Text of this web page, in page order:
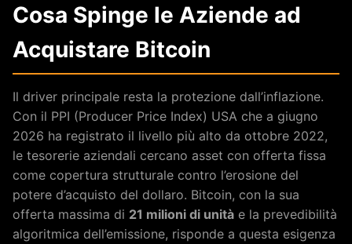
Cosa Spinge le Aziende ad
Acquistare Bitcoin
Il driver principale resta la protezione dall’inflazione.
Con il PPI (Producer Price Index) USA che a giugno
2026 ha registrato il livello più alto da ottobre 2022,
le tesorerie aziendali cercano asset con offerta fissa
come copertura strutturale contro l’erosione del
potere d’acquisto del dollaro. Bitcoin, con la sua
offerta massima di 21 milioni di unità e la prevedibilità
algoritmica dell’emissione, risponde a questa esigenza